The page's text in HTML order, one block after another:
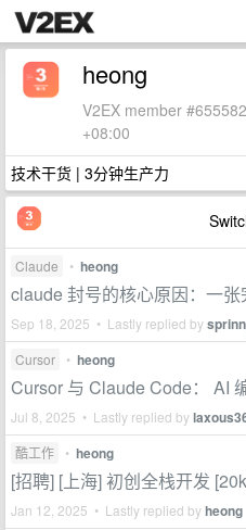
heong
V2EX member
+08:00
技术干货 | 3分钟生产力
Claude • heong
claude 封号的核心原因：一张
Sep 18, 2025 • Lastly replied by
Cursor • heong
Cursor 与 Claude Code： AI
Jul 8, 2025 • Lastly replied by
酷工作 • heong
[招聘] [上海] 初创全栈开发
Jan 12, 2025 • Lastly replied byheong